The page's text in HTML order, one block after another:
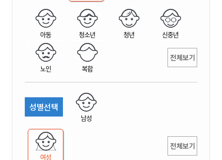
아동 청소년 청년 신중년
노인 복합
전체보기
성별선택
남성
여성
전체보기